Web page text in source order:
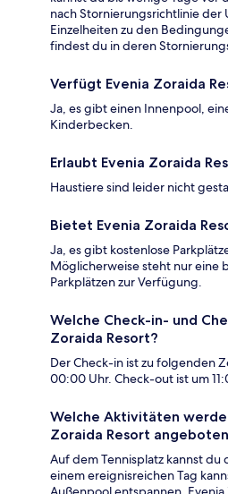
nach Stornierungsrichtlinie
Einzelheiten zu den
findest du in deren
Verfügt Evenia Zoraida
Ja, es gibt einen Innenpool,
Kinderbecken.
Erlaubt Evenia Zoraida
Haustiere sind leider nicht
Bietet Evenia Zoraida
Ja, es gibt kostenlose
Möglicherweise steht nur eine
Parkplätzen zur Verfügung.
Welche Check-in- und
Zoraida Resort?
Der Check-in ist zu folgenden
00:00 Uhr. Check-out ist um
Welche Aktivitäten
Zoraida Resort
Auf dem Tennisplatz kannst
einem ereignisreichen Tag